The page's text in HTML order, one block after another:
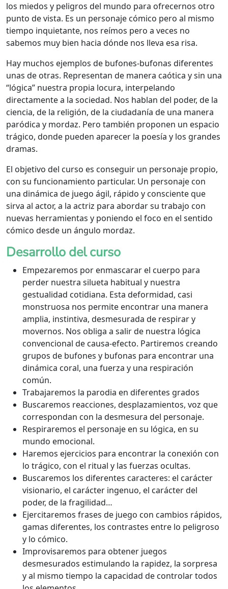
los miedos y peligros del mundo para ofrecernos otro
punto de vista. Es un personaje cómico pero al mismo
tiempo inquietante, nos reímos pero a veces no
sabemos muy bien hacia dónde nos lleva esa risa.
Hay muchos ejemplos de bufones-bufonas diferentes
unas de otras. Representan de manera caótica y sin una
“lógica” nuestra propia locura, interpelando
directamente a la sociedad. Nos hablan del poder, de la
ciencia, de la religión, de la ciudadanía de una manera
paródica y mordaz. Pero también proponen un espacio
trágico, donde pueden aparecer la poesía y los grandes
dramas.
El objetivo del curso es conseguir un personaje propio,
con su funcionamiento particular. Un personaje con
una dinámica de juego ágil, rápido y consciente que
sirva al actor, a la actriz para abordar su trabajo con
nuevas herramientas y poniendo el foco en el sentido
cómico desde un ángulo mordaz.
Desarrollo del curso
Empezaremos por enmascarar el cuerpo para
perder nuestra silueta habitual y nuestra
gestualidad cotidiana. Esta deformidad, casi
monstruosa nos permite encontrar una manera
amplia, instintiva, desmesurada de respirar y
movernos. Nos obliga a salir de nuestra lógica
convencional de causa-efecto. Partiremos creando
grupos de bufones y bufonas para encontrar una
dinámica coral, una fuerza y una respiración
común.
Trabajaremos la parodia en diferentes grados
Buscaremos reacciones, desplazamientos, voz que
correspondan con la desmesura del personaje.
Respiraremos el personaje en su lógica, en su
mundo emocional.
Haremos ejercicios para encontrar la conexión con
lo trágico, con el ritual y las fuerzas ocultas.
Buscaremos los diferentes caracteres: el carácter
visionario, el carácter ingenuo, el carácter del
poder, de la fragilidad…
Ejercitaremos frases de juego con cambios rápidos,
gamas diferentes, los contrastes entre lo peligroso
y lo cómico.
Improvisaremos para obtener juegos
desmesurados estimulando la rapidez, la sorpresa
y al mismo tiempo la capacidad de controlar todos